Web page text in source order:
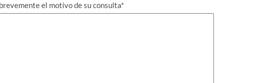
el motivo de su consulta*